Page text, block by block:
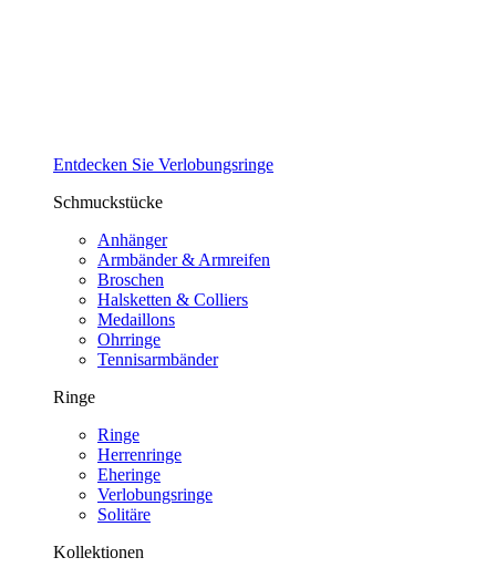
Entdecken Sie Verlobungsringe
Schmuckstücke
Anhänger
Armbänder & Armreifen
Broschen
Halsketten & Colliers
Medaillons
Ohrringe
Tennisarmbänder
Ringe
Ringe
Herrenringe
Eheringe
Verlobungsringe
Solitäre
Kollektionen